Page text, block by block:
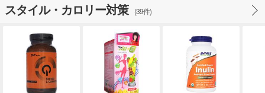
スタイル・カロリー対策 (39件)